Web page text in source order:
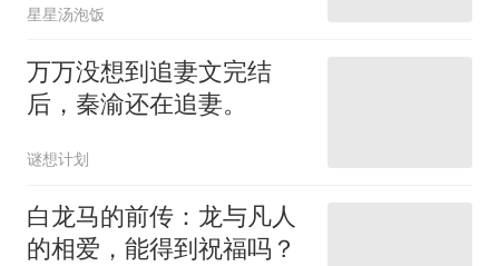
星星汤泡饭
万万没想到追妻文完结
后，秦渝还在追妻。
谜想计划
白龙马的前传：龙与凡人
的相爱，能得到祝福吗？